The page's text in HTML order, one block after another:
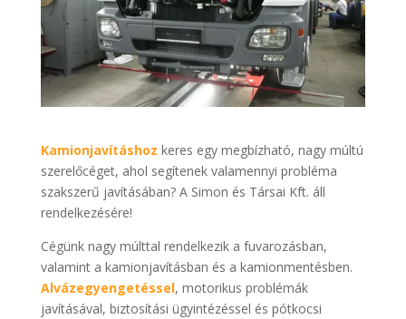
Kamionjavításhoz keres egy megbízható, nagy múltú
szerelőcéget, ahol segítenek valamennyi probléma
szakszerű javításában? A Simon és Társai Kft. áll
rendelkezésére!
Cégünk nagy múlttal rendelkezik a fuvarozásban,
valamint a kamionjavításban és a kamionmentésben.
Alvázegyengetéssel, motorikus problémák
javításával, biztosítási ügyintézéssel és pótkocsi